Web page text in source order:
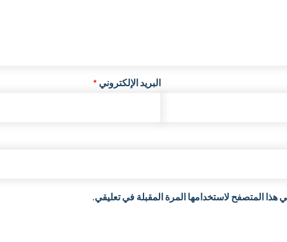
البريد الإلكتروني *
هذا المتصفح لاستخدامها المرة المقبلة في تعليقي.